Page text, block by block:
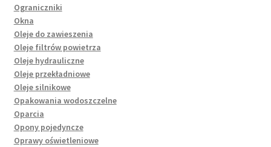
Ograniczniki
Okna
Oleje do zawieszenia
Oleje filtrów powietrza
Oleje hydrauliczne
Oleje przekładniowe
Oleje silnikowe
Opakowania wodoszczelne
Oparcia
Opony pojedyncze
Oprawy oświetleniowe